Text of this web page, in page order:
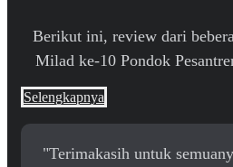
Berikut ini, review dari
Milad ke-10 Pondok
Selengkapnya
"Terimakasih untuk